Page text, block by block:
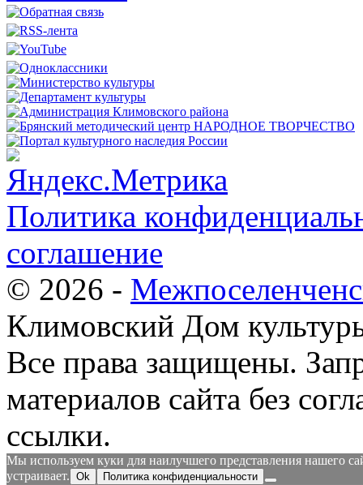
Политика
соглашение
© 2026 -
Климовский Дом
Все права защищены.
материалов сайта без
ссылки.
Мы используем куки для наилучшего представления нашего
устраивает. Ok Политика конфиденциальности